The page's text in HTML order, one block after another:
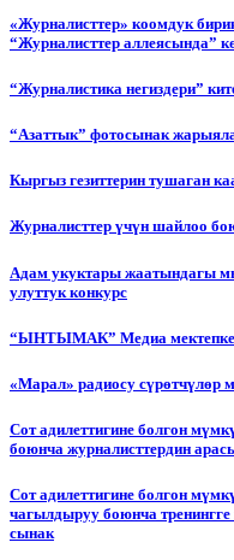
«Журналисттер» коомдук
“Журналисттер аллеясында”
“Журналистика негиздери”
“Азаттык” фотосынак
Кыргыз гезиттерин тушаган
Журналисттер үчүн шайлоо
Адам укуктары жаатындагы
улуттук конкурс
“ЫНТЫМАК” Медиа мектепке
«Марал» радиосу сүрөтчүлөр
Сот адилеттигине болгон
боюнча журналисттердин
Сот адилеттигине болгон
чагылдыруу боюнча
сынак